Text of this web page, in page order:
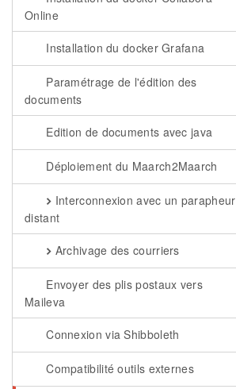
Online
Installation du docker Grafana
Paramétrage de l'édition des
documents
Edition de documents avec java
Déploiement du Maarch2Maarch
Interconnexion avec un parapheur
distant
Archivage des courriers
Envoyer des plis postaux vers
Maileva
Connexion via Shibboleth
Compatibilité outils externes